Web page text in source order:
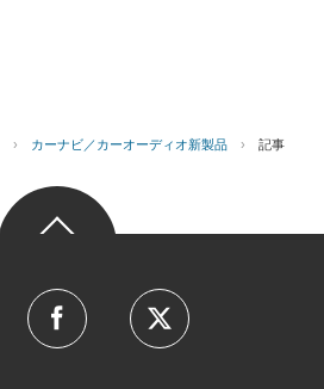
› カーナビ／カーオーディオ新製品 › 記事